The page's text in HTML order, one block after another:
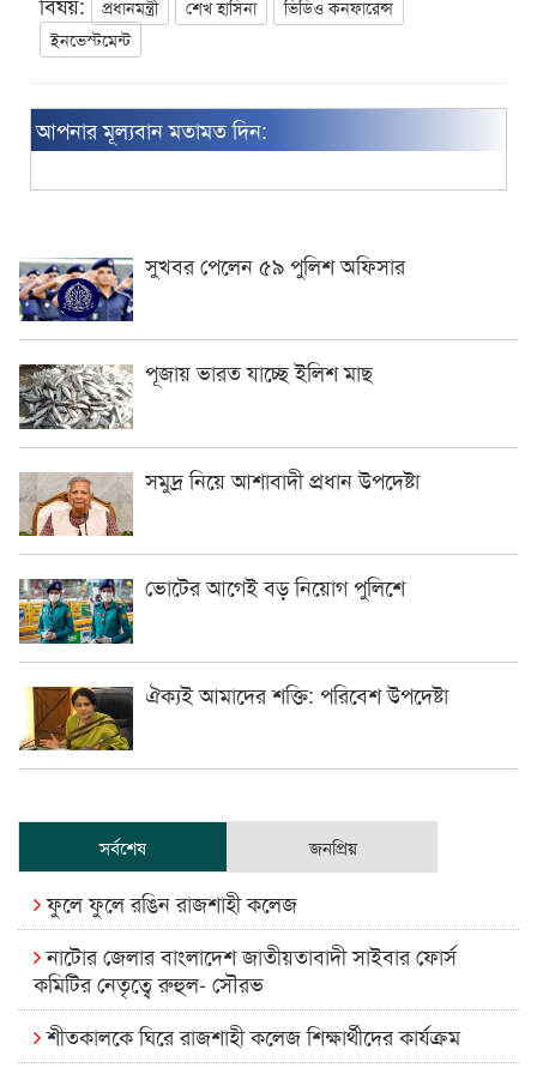
প্রধানমন্ত্রী শেখ হাসিনা
ভিডিও কনফারেন্স
ইনভেস্টমেন্ট
আপনার মূল্যবান মতামত দিন:
সুখবর পেলেন ৫৯ পুলিশ অফিসার
পূজায় ভারত যাচ্ছে ইলিশ মাছ
সমুদ্র নিয়ে আশাবাদী প্রধান উপদেষ্টা
ভোটের আগেই বড় নিয়োগ পুলিশে
ঐক্যই আমাদের শক্তি: পরিবেশ উপদেষ্টা
সর্বশেষ জনপ্রিয়
ফুলে ফুলে রঙিন রাজশাহী কলেজ
নাটোর জেলার বাংলাদেশ জাতীয়তাবাদী সাইবার ফোর্স
কমিটির নেতৃত্বে রুহুল- সৌরভ
শীতকালকে ঘিরে রাজশাহী কলেজ শিক্ষার্থীদের কার্যক্রম